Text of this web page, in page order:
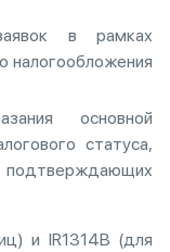
в рамках
налогообложения
основной
статуса,
и IR1314B (для